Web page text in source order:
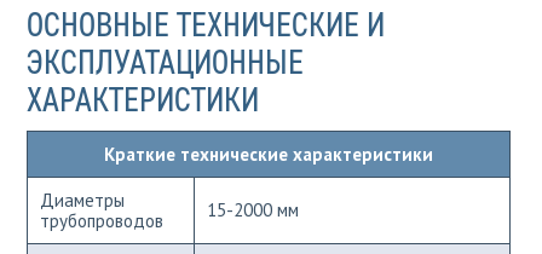
ОСНОВНЫЕ ТЕХНИЧЕСКИЕ И
ЭКСПЛУАТАЦИОННЫЕ
ХАРАКТЕРИСТИКИ
Краткие технические характеристики
Диаметры
трубопроводов
15-2000 мм